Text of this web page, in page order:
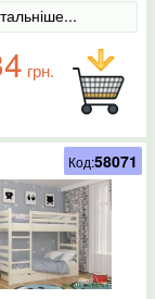
грн.
Код:58071